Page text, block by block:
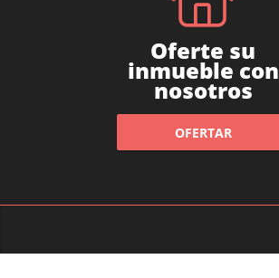
Oferte su
inmueble con
nosotros
OFERTAR